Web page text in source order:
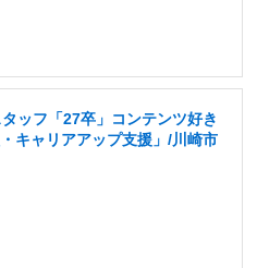
ッフ「27卒」コンテンツ好き
キャリアアップ支援」/川崎市